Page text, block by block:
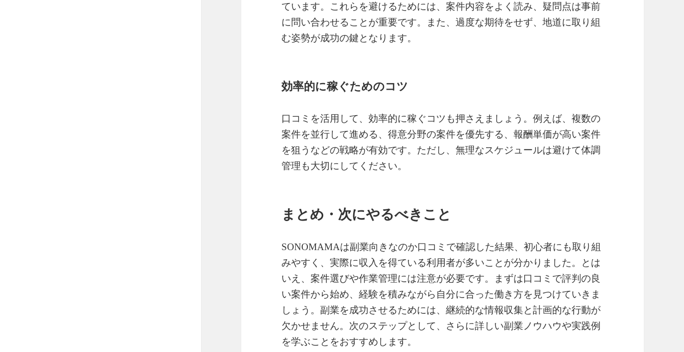
ています。これらを避けるためには、案件内容をよく読み、疑問点は事前
に問い合わせることが重要です。また、過度な期待をせず、地道に取り組
む姿勢が成功の鍵となります。
効率的に稼ぐためのコツ
口コミを活用して、効率的に稼ぐコツも押さえましょう。例えば、複数の
案件を並行して進める、得意分野の案件を優先する、報酬単価が高い案件
を狙うなどの戦略が有効です。ただし、無理なスケジュールは避けて体調
管理も大切にしてください。
まとめ・次にやるべきこと
SONOMAMAは副業向きなのか口コミで確認した結果、初心者にも取り組
みやすく、実際に収入を得ている利用者が多いことが分かりました。とは
いえ、案件選びや作業管理には注意が必要です。まずは口コミで評判の良
い案件から始め、経験を積みながら自分に合った働き方を見つけていきま
しょう。副業を成功させるためには、継続的な情報収集と計画的な行動が
欠かせません。次のステップとして、さらに詳しい副業ノウハウや実践例
を学ぶことをおすすめします。